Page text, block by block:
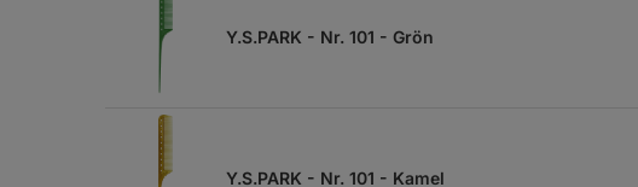
Y.S.PARK - Nr. 101 - Grön
Y.S.PARK - Nr. 101 - Kamel